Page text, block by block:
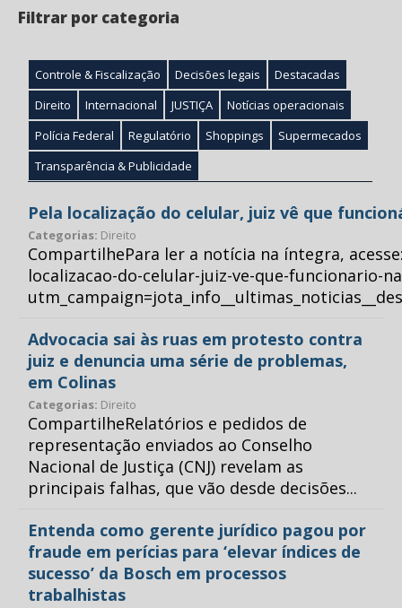
Filtrar por categoria
Controle & Fiscalização Decisões legais
Destacadas
Direito
Internacional JUSTIÇA
Notícias operacionais
Polícia Federal
Regulatório Shoppings
Supermecados
Transparência & Publicidade
Pela localização do celular, juiz vê que
Categorias: Direito
CompartilhePara ler a notícia na íntegra,
localizacao-do-celular-juiz-ve-que-funcionario-
Advocacia sai às ruas em protesto contra
juiz e denuncia uma série de problemas,
em Colinas
Categorias: Direito
CompartilheRelatórios e pedidos de
representação enviados ao Conselho
Nacional de Justiça (CNJ) revelam as
principais falhas, que vão desde decisões...
Entenda como gerente jurídico pagou por
fraude em perícias para ‘elevar índices de
sucesso’ da Bosch em processos
trabalhistas